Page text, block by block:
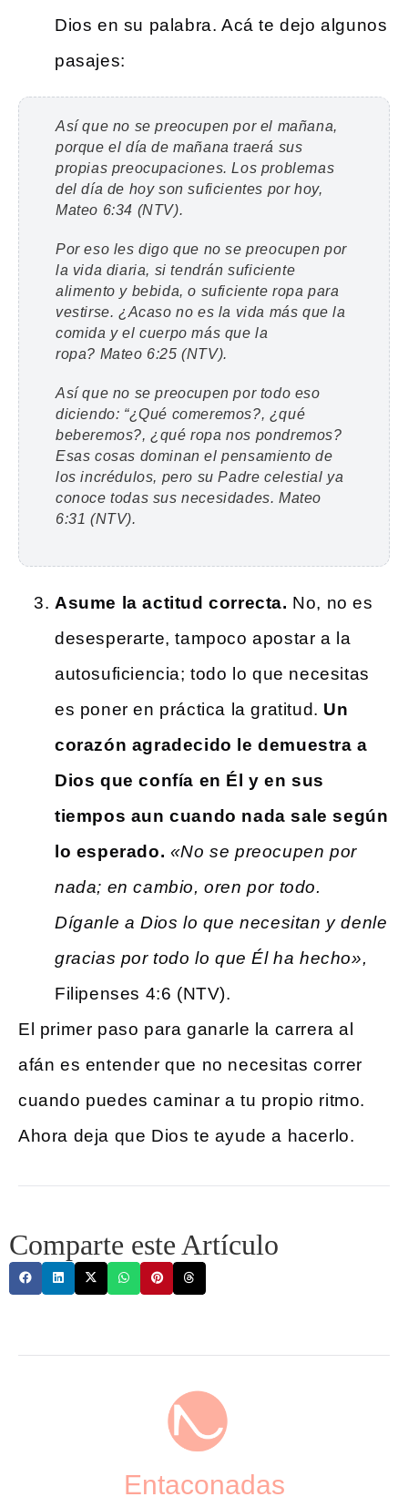
Dios en su palabra. Acá te dejo algunos
pasajes:
Así que no se preocupen por el mañana,
porque el día de mañana traerá sus
propias preocupaciones. Los problemas
del día de hoy son suficientes por hoy,
Mateo 6:34 (NTV).
Por eso les digo que no se preocupen por
la vida diaria, si tendrán suficiente
alimento y bebida, o suficiente ropa para
vestirse. ¿Acaso no es la vida más que la
comida y el cuerpo más que la
ropa? Mateo 6:25 (NTV).
Así que no se preocupen por todo eso
diciendo: “¿Qué comeremos?, ¿qué
beberemos?, ¿qué ropa nos pondremos?
Esas cosas dominan el pensamiento de
los incrédulos, pero su Padre celestial ya
conoce todas sus necesidades. Mateo
6:31 (NTV).
Asume la actitud correcta. No, no es
desesperarte, tampoco apostar a la
autosuficiencia; todo lo que necesitas
es poner en práctica la gratitud. Un
corazón agradecido le demuestra a
Dios que confía en Él y en sus
tiempos aun cuando nada sale según
lo esperado. «No se preocupen por
nada; en cambio, oren por todo.
Díganle a Dios lo que necesitan y denle
gracias por todo lo que Él ha hecho»,
Filipenses 4:6 (NTV).
El primer paso para ganarle la carrera al
afán es entender que no necesitas correr
cuando puedes caminar a tu propio ritmo.
Ahora deja que Dios te ayude a hacerlo.
Comparte este Artículo
Entaconadas